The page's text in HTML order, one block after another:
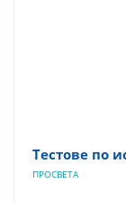
Тестове по
ПРОСВЕТА